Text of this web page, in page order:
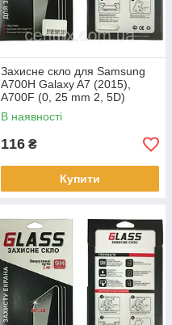
Захисне скло для Samsung
A700H Galaxy A7 (2015),
A700F (0, 25 mm 2, 5D)
В наявності
116 ₴
Купити